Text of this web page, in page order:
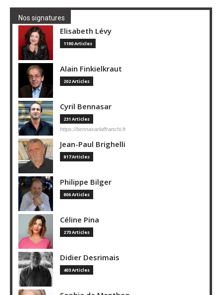
Nos signatures
Elisabeth Lévy
1190 Articles
Alain Finkielkraut
202 Articles
Cyril Bennasar
231 Articles
https://bennasarlaffranchi.fr
Jean-Paul Brighelli
817 Articles
Philippe Bilger
806 Articles
Céline Pina
273 Articles
Didier Desrimais
403 Articles